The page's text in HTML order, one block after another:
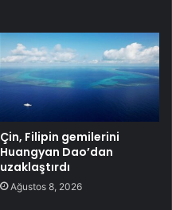
Çin, Filipin gemilerini
Huangyan Dao’dan
uzaklaştırdı
Ağustos 8, 2026